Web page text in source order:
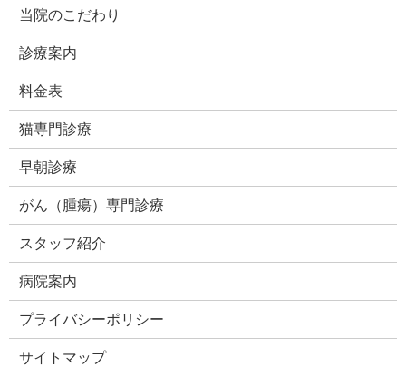
当院のこだわり
診療案内
料金表
猫専門診療
早朝診療
がん（腫瘍）専門診療
スタッフ紹介
病院案内
プライバシーポリシー
サイトマップ